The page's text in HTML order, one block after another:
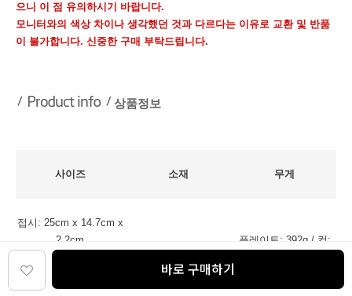
바로 구매하기
으니 이 점 유의하시기 바랍니다.
모니터와의 색상 차이나 생각했던 것과 다르다는 이유로 교환 및 반품
이 불가합니다. 신중한 구매 부탁드립니다.
상품정보
사이즈 소재 무게
접시: 25cm x 14.7cm x
2.2cm
/ 머그컵: 7.9cm x
도자기제(세라믹)
플레이트: 392g / 컵: